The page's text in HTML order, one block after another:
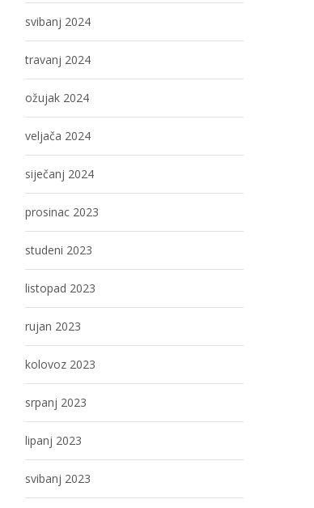
svibanj 2024
travanj 2024
ožujak 2024
veljača 2024
siječanj 2024
prosinac 2023
studeni 2023
listopad 2023
rujan 2023
kolovoz 2023
srpanj 2023
lipanj 2023
svibanj 2023